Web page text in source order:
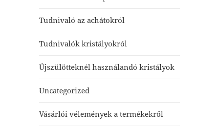
Tudnivaló az achátokról
Tudnivalók kristályokról
Újszülötteknél használandó kristályok
Uncategorized
Vásárlói vélemények a termékekről